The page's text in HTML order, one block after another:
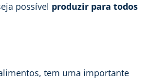
possível produzir para todos
tem uma importante